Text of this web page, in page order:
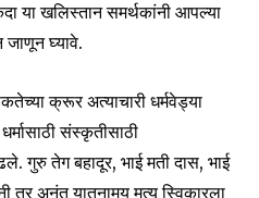
of
be part of the
email address on our website
Don't worry, we respect
inbox. Your information is
या खलिस्तान समर्थकांनी आपल्या
जाणून घ्यावे.
क्रूर अत्याचारी धर्मवेड्या
संस्कृतीसाठी
गुरु तेग बहादूर, भाई मती दास, भाई
तर अनंत यातनामय मृत्यू स्विकारला